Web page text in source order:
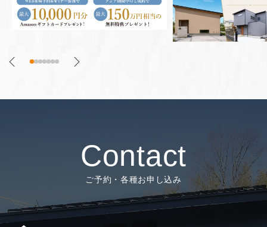
Contact
ご予約・各種お申し込み